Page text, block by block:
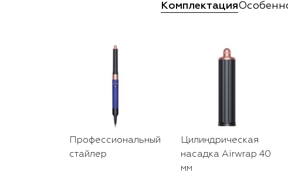
Комплектация
Профессиональный
стайлер
Цилиндрическая
насадка Airwrap 40
мм